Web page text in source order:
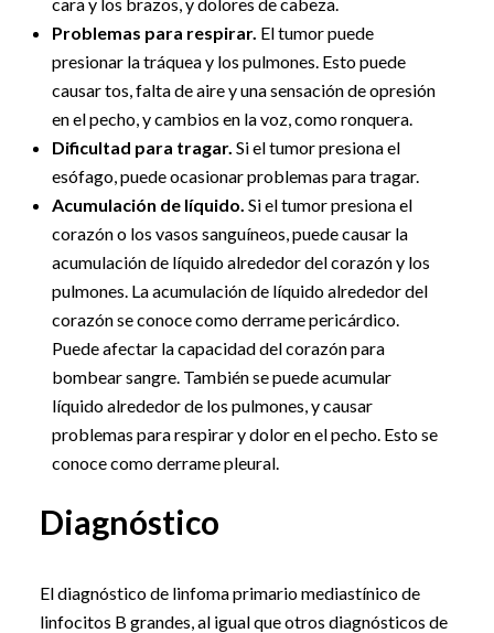
Problemas para respirar. El tumor puede
presionar la tráquea y los pulmones. Esto puede
causar tos, falta de aire y una sensación de opresión
en el pecho, y cambios en la voz, como ronquera.
Dificultad para tragar. Si el tumor presiona el
esófago, puede ocasionar problemas para tragar.
Acumulación de líquido. Si el tumor presiona el
corazón o los vasos sanguíneos, puede causar la
acumulación de líquido alrededor del corazón y los
pulmones. La acumulación de líquido alrededor del
corazón se conoce como derrame pericárdico.
Puede afectar la capacidad del corazón para
bombear sangre. También se puede acumular
líquido alrededor de los pulmones, y causar
problemas para respirar y dolor en el pecho. Esto se
conoce como derrame pleural.
Diagnóstico
El diagnóstico de linfoma primario mediastínico de
linfocitos B grandes, al igual que otros diagnósticos de